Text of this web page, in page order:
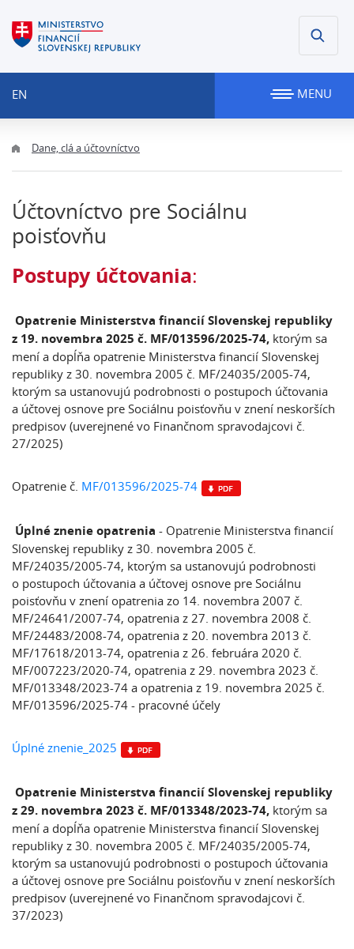
EN MENU
Dane, clá a účtovníctvo
Účtovníctvo pre Sociálnu
poisťovňu
Postupy účtovania:
Opatrenie Ministerstva financií Slovenskej republiky
z 19. novembra 2025 č. MF/013596/2025-74, ktorým sa
mení a dopĺňa opatrenie Ministerstva financií Slovenskej
republiky z 30. novembra 2005 č. MF/24035/2005-74,
ktorým sa ustanovujú podrobnosti o postupoch účtovania
a účtovej osnove pre Sociálnu poisťovňu v znení neskorších
predpisov (uverejnené vo Finančnom spravodajcovi č.
27/2025)
Opatrenie č. MF/013596/2025-74
Úplné znenie opatrenia - Opatrenie Ministerstva financií
Slovenskej republiky z 30. novembra 2005 č.
MF/24035/2005-74, ktorým sa ustanovujú podrobnosti
o postupoch účtovania a účtovej osnove pre Sociálnu
poisťovňu v znení opatrenia zo 14. novembra 2007 č.
MF/24641/2007-74, opatrenia z 27. novembra 2008 č.
MF/24483/2008-74, opatrenia z 20. novembra 2013 č.
MF/17618/2013-74, opatrenia z 26. februára 2020 č.
MF/007223/2020-74, opatrenia z 29. novembra 2023 č.
MF/013348/2023-74 a opatrenia z 19. novembra 2025 č.
MF/013596/2025-74 - pracovné účely
Úplné znenie_2025
Opatrenie Ministerstva financií Slovenskej republiky
z 29. novembra 2023 č. MF/013348/2023-74, ktorým sa
mení a dopĺňa opatrenie Ministerstva financií Slovenskej
republiky z 30. novembra 2005 č. MF/24035/2005-74,
ktorým sa ustanovujú podrobnosti o postupoch účtovania
a účtovej osnove pre Sociálnu poisťovňu v znení neskorších
predpisov (uverejnené vo Finančnom spravodajcovi č.
37/2023)